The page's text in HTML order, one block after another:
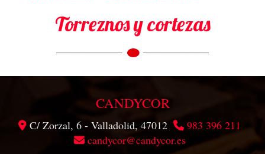
Torreznos y cortezas
CANDYCOR
C/ Zorzal, 6 - Valladolid, 47012
983 396 211
candycor
candycor.es